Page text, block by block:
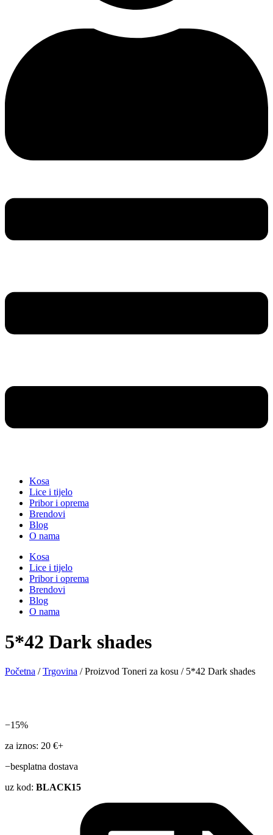
Kosa
Lice i tijelo
Pribor i oprema
Brendovi
Blog
O nama
Kosa
Lice i tijelo
Pribor i oprema
Brendovi
Blog
O nama
5*42 Dark shades
Početna /Trgovina / Proizvod Toneri za kosu / 5*42 Dark shades
−15%
za iznos: 20 €+
−besplatna dostava
uz kod: BLACK15